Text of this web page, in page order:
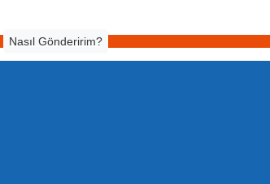
Nasıl Gönderirim?